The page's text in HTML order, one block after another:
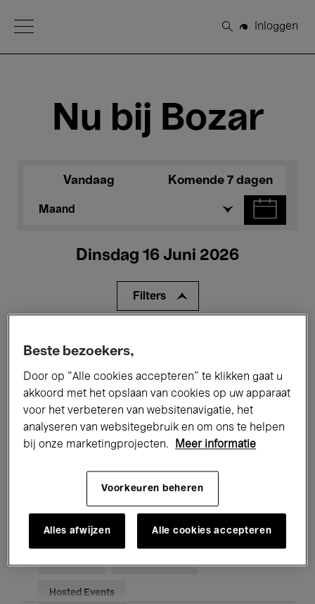
Open Menu
Zoeken
Inloggen
Nu bij Bozar
Vandaag Komende 7 dagen
Maand
Dinsdag 16 Juni 2026
Filters
Tentoonstellingen Films
Performances Lezingen & Debatten
Jazz Klassieke Muziek Global Music
Elektronische Muziek
Voor iedereen Kids’ Palace
Hosted Events
Beste bezoekers,
Door op “Alle cookies accepteren” te klikken gaat u
akkoord met het opslaan van cookies op uw apparaat
voor het verbeteren van websitenavigatie, het
analyseren van websitegebruik en om ons te helpen
bij onze marketingprojecten.
Meer informatie
Voorkeuren beheren
Alles afwijzen Alle cookies accepteren